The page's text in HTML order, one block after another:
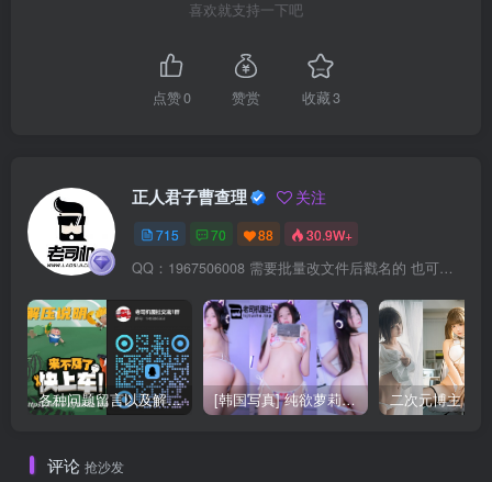
喜欢就支持一下吧
点赞0 赞赏 收藏3
正人君子曹查理 关注
715 70 88 30.9W+
QQ：1967506008 需要批量改文件后戳名的 也可以加我
各种问题留言以及解压教程 [韩国写真] 纯欲萝莉Yeon Woo(연우) 写真合集 [51]期
评论 抢沙发